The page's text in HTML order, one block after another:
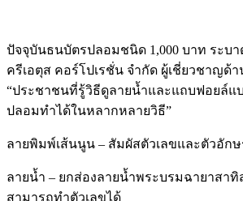
ปัจจุบันธนบัตรปลอมชนิด 1,000 บาท ระ
ครีเอตุส คอร์โปเรชั่น จำกัด ผู้เชี่ยวชาญ
“ประชาชนที่รู้วิธีดูลายน้ำและแถบฟอยล์แ
ปลอมทำได้ในหลากหลายวิธี”
ลายพิมพ์เส้นนูน – สัมผัสตัวเลขและตัวอัก
ลายน้ำ – ยกส่องลายน้ำพระบรมฉายาสา
สามารถทำตัวเลขได้